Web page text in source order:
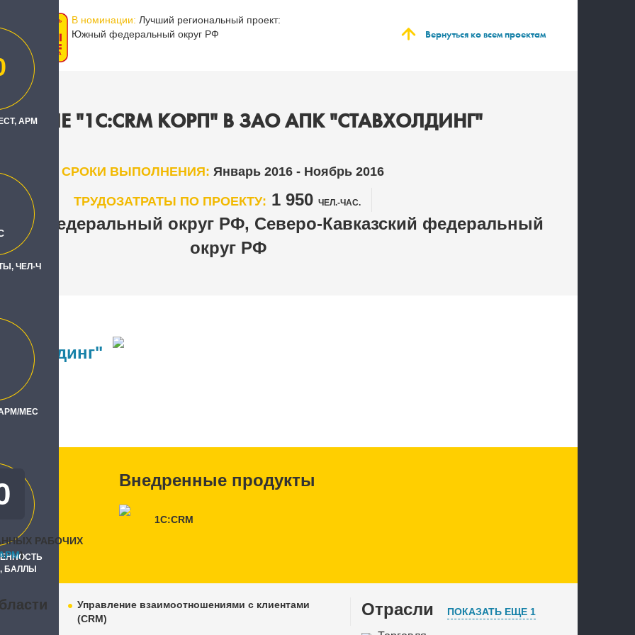
В номинации: Лучший региональный проект:
Южный федеральный округ РФ
Вернуться ко всем проектам
"1C:CRM КОРП" В ЗАО АПК "СТАВХОЛДИНГ"
СРОКИ ВЫПОЛНЕНИЯ: Январь 2016 - Ноябрь 2016
ТРУДОЗАТРАТЫ ПО ПРОЕКТУ: 1 950 ЧЕЛ.-ЧАС.
федеральный округ РФ, Северо-Кавказский федеральный
округ РФ
АРМ
ЧЕЛ-Ч
МЕС
БАЛЛЫ
РАБОЧИХ
)
Внедренные продукты
1С:CRM
Управление взаимоотношениями с клиентами
(CRM)
Отрасли ПОКАЗАТЬ ЕЩЕ 1